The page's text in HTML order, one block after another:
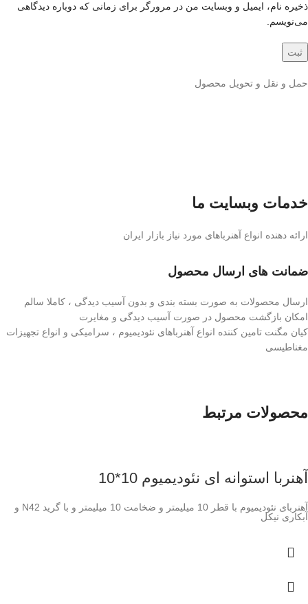
ذخیره نام، ایمیل و وبسایت من در مرورگر برای زمانی که دوباره دیدگاهی
می‌نویسم.
حمل و نقل و تحویل محصول
خدمات وبسایت ما
ارائه دهنده انواع آهنرباهای مورد نیاز بازار ایران
ضمانت های ارسال محصول
ارسال محصولات به صورت بسته بندی و بدون آسیب دیدگی ، کاملا سالم
امکان بازگشت محصول در صورت آسیب دیدگی و مغایرت
کیان مگنت تامین کننده انواع آهنرباهای نئودیمیوم ، سرامیکی و انواع تجهیزات
مغناطیسی
محصولات مرتبط
آهنربا استوانه ای نئودیمیوم 10*10
آهنربای نئودیمیوم با قطر 10 میلیمتر و ضخامت 10 میلیمتر و با گرید N42 و
آبکاری نیکل